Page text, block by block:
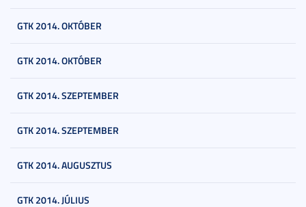
GTK 2014. OKTÓBER
GTK 2014. OKTÓBER
GTK 2014. SZEPTEMBER
GTK 2014. SZEPTEMBER
GTK 2014. AUGUSZTUS
GTK 2014. JÚLIUS